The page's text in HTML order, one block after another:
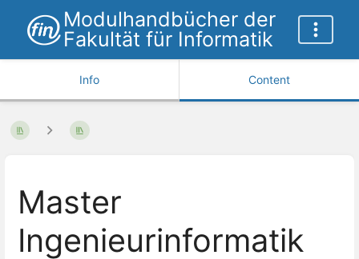
Modulhandbücher der
Fakultät für Informatik
Info Content
Master
Ingenieurinformatik